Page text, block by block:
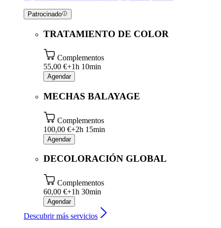
Patrocinado
TRATAMIENTO DE COLOR
Complementos
55,00 €+1h 10min
Agendar
MECHAS BALAYAGE
Complementos
100,00 €+2h 15min
Agendar
DECOLORACIÓN GLOBAL
Complementos
60,00 €+1h 30min
Agendar
Descubrir más servicios